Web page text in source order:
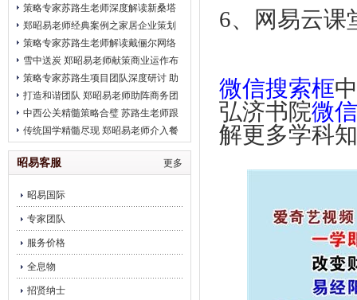
策略专家苏路生老师深度解读新桑塔
纳完美营销
郑昭易老师经典案例之家居企业策划
策略专家苏路生老师解读戴俪尔网络
公关 卖给消费者的是一种品味
雪中送炭 郑昭易老师献策商业运作布
局
策略专家苏路生项目团队深度研讨 助
推2012北京平谷健身会
打造和谐团队 郑昭易老师助阵商务团
队凝聚力建设
中西公关精髓策略合璧 苏路生老师跟
进2012初明玉水墨画展
传统国学精髓尽现 郑昭易老师介入餐
饮企业调理
更多
昭易客服
昭易国际
专家团队
服务价格
全息物
招贤纳士
6、网易云课
微信搜索框
弘济书院微
解更多学科